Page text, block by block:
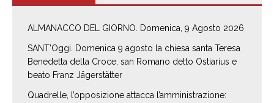
ALMANACCO DEL GIORNO. Domenica, 9 Agosto 2026
SANT’Oggi. Domenica 9 agosto la chiesa santa Teresa
Benedetta della Croce, san Romano detto Ostiarius e
beato Franz Jägerstätter
Quadrelle, l’opposizione attacca l’amministrazione: